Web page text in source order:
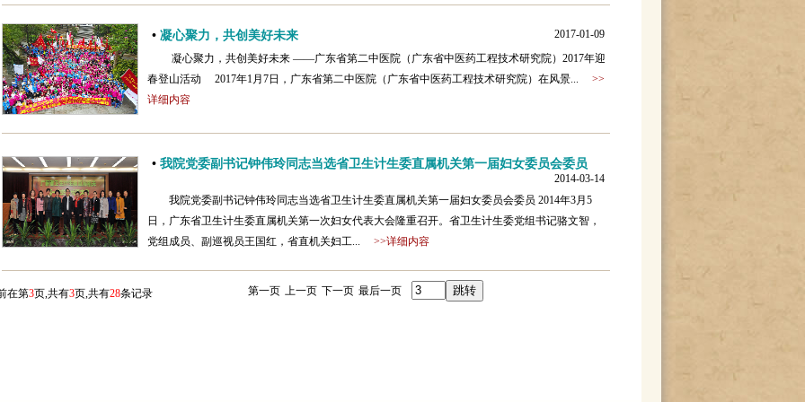
• 凝心聚力，共创美好未来
2017-01-09
凝心聚力，共创美好未来 ——广东省第二中医院（广东省中医药工程技术研究院）2017年迎
春登山活动 2017年1月7日，广东省第二中医院（广东省中医药工程技术研究院）在风景... >>
详细内容
• 我院党委副书记钟伟玲同志当选省卫生计生委直属机关第一届妇女委员会委员
2014-03-14
我院党委副书记钟伟玲同志当选省卫生计生委直属机关第一届妇女委员会委员 2014年3月5
日，广东省卫生计生委直属机关第一次妇女代表大会隆重召开。省卫生计生委党组书记骆文智，
党组成员、副巡视员王国红，省直机关妇工... >>详细内容
在第3页,共有3页,共有28条记录 第一页 上一页 下一页 最后一页